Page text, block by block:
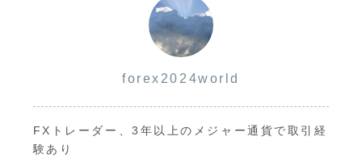
forex2024world
FXトレーダー、3年以上のメジャー通貨で取引経
験あり